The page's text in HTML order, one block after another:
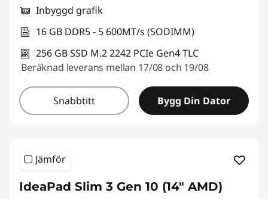
Inbyggd grafik
16 GB DDR5 - 5 600MT/s (SODIMM)
256 GB SSD M.2 2242 PCIe Gen4 TLC
Beräknad leverans mellan 17/08 och 19/08
Snabbtitt Bygg Din Dator
Jämför
IdeaPad Slim 3 Gen 10 (14" AMD)